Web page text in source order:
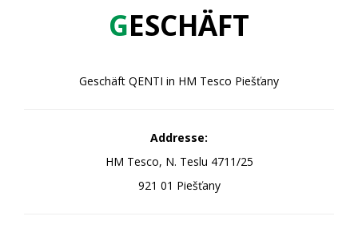
GESCHÄFT
Geschäft QENTI in HM Tesco Piešťany
Addresse:
HM Tesco, N. Teslu 4711/25
921 01 Piešťany